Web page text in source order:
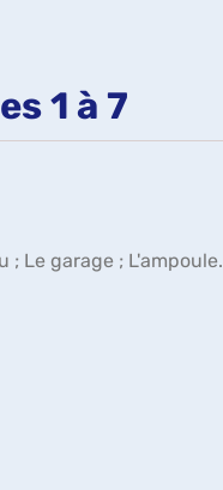
1 à 7
; Le garage ; L'ampoule.